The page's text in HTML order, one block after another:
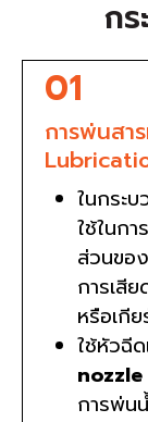
ก
01
การพ่นสา
ในกระ
ใช้ในก
ส่วนขอ
การเสี
หรือเกีย
ใช้หัวฉี
nozzle
การพ่น